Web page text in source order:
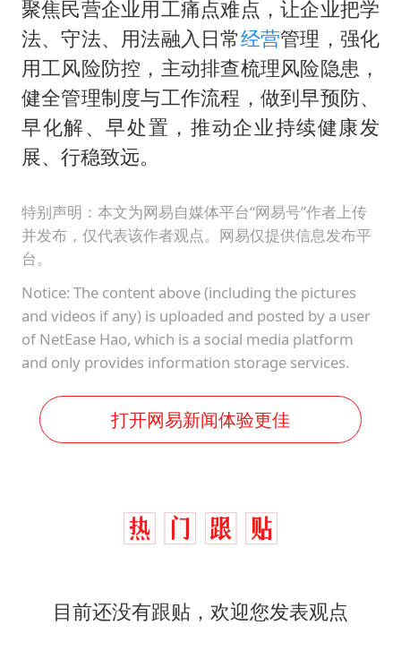
聚焦民营企业用工痛点难点，让企业把学
法、守法、用法融入日常经营管理，强化
用工风险防控，主动排查梳理风险隐患，
健全管理制度与工作流程，做到早预防、
早化解、早处置，推动企业持续健康发
展、行稳致远。
特别声明：本文为网易自媒体平台“网易号”作者上传
并发布，仅代表该作者观点。网易仅提供信息发布平
台。
Notice: The content above (including the pictures
and videos if any) is uploaded and posted by a user
of NetEase Hao, which is a social media platform
and only provides information storage services.
打开网易新闻体验更佳
目前还没有跟贴，欢迎您发表观点